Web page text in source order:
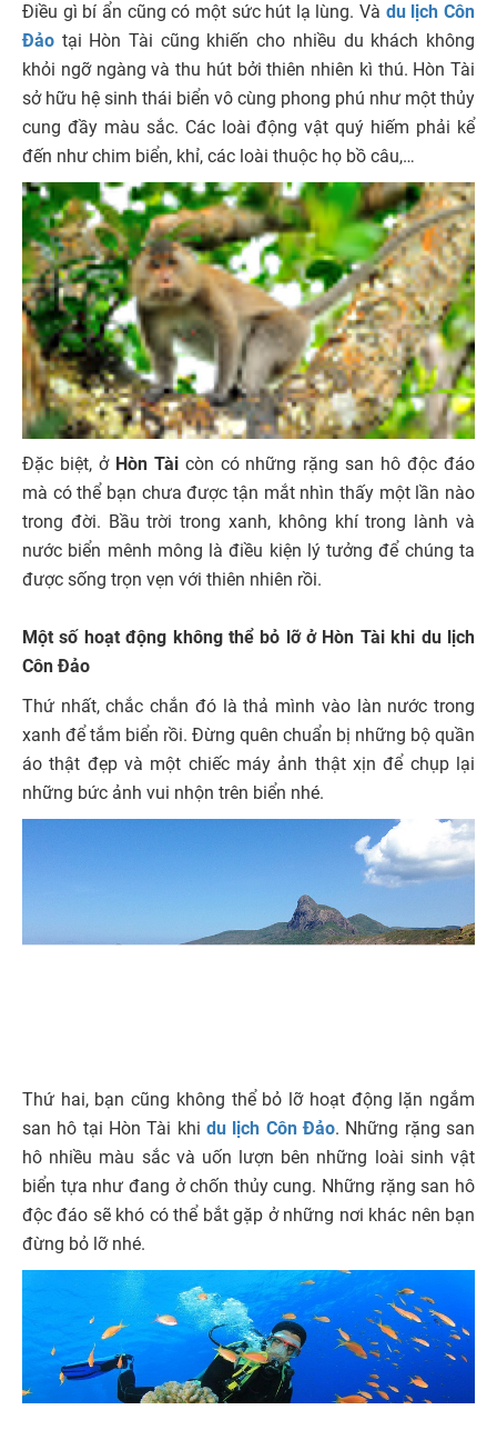
Điều gì bí ẩn cũng có một sức hút lạ lùng. Và du lịch Côn
Đảo tại Hòn Tài cũng khiến cho nhiều du khách không
khỏi ngỡ ngàng và thu hút bởi thiên nhiên kì thú. Hòn Tài
sở hữu hệ sinh thái biển vô cùng phong phú như một thủy
cung đầy màu sắc. Các loài động vật quý hiếm phải kể
đến như chim biển, khỉ, các loài thuộc họ bồ câu,…
Đặc biệt, ở Hòn Tàicòn có những rặng san hô độc đáo
mà có thể bạn chưa được tận mắt nhìn thấy một lần nào
trong đời. Bầu trời trong xanh, không khí trong lành và
nước biển mênh mông là điều kiện lý tưởng để chúng ta
được sống trọn vẹn với thiên nhiên rồi.
Một số hoạt động không thể bỏ lỡ ở Hòn Tài khi du lịch
Côn Đảo
Thứ nhất, chắc chắn đó là thả mình vào làn nước trong
xanh để tắm biển rồi. Đừng quên chuẩn bị những bộ quần
áo thật đẹp và một chiếc máy ảnh thật xịn để chụp lại
những bức ảnh vui nhộn trên biển nhé.
Thứ hai, bạn cũng không thể bỏ lỡ hoạt động lặn ngắm
san hô tại Hòn Tài khi du lịch Côn Đảo. Những rặng san
hô nhiều màu sắc và uốn lượn bên những loài sinh vật
biển tựa như đang ở chốn thủy cung. Những rặng san hô
độc đáo sẽ khó có thể bắt gặp ở những nơi khác nên bạn
đừng bỏ lỡ nhé.